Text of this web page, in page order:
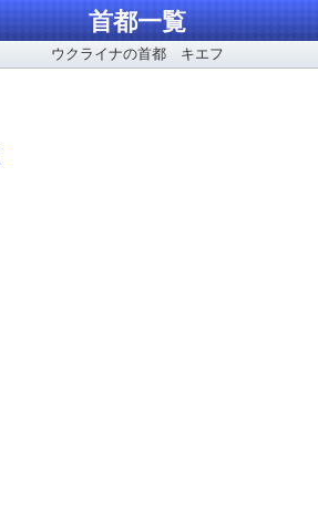
首都一覧
ウクライナの首都 キエフ